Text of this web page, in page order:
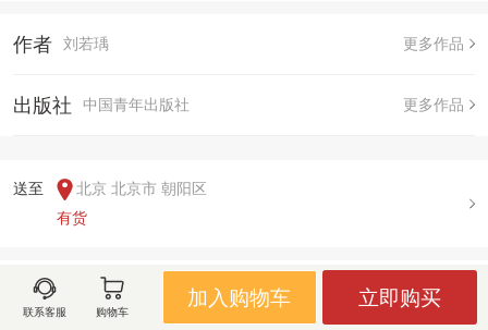
作者 刘若瑀 更多作品
出版社 中国青年出版社 更多作品
送至
北京 北京市 朝阳区
有货
用户评论(
联系客服 购物车
加入购物车 立即购买